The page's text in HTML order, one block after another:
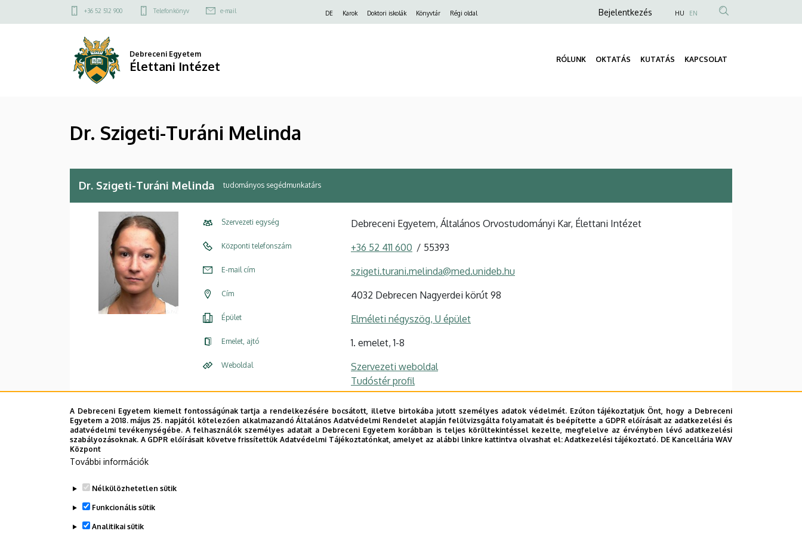
a
Felső
menü
+36 52 512 900 Telefonkönyv e-mail
FelsőDE Karok Doktori iskolák Könyvtár Régi oldal
Anonim
menüje
Bejelentkezés HU EN
Debreceni Egyetem
Élettani Intézet RÓLUNK OKTATÁS KUTATÁS KAPCSOLAT
Dr. Szigeti-Turáni Melinda
Dr. Szigeti-Turáni Melinda tudományos segédmunkatárs
Szervezeti egység Debreceni Egyetem, Általános Orvostudományi Kar, Élettani Intézet
Központi telefonszám +36 52 411 600 55393
E-mail cím szigeti.turani.melinda@med.unideb.hu
Cím 4032 Debrecen Nagyerdei körút 98
Épület Elméleti négyszög, U épület
Emelet, ajtó 1. emelet, 1-8
Weboldal
Szervezeti weboldal
Tudóstér profil
A Debreceni Egyetem kiemelt fontosságúnak tartja a rendelkezésére bocsátott, illetve birtokába jutott személyes adatok védelmét. Ezúton tájékoztatjuk Önt, hogy a Debreceni
Egyetem a 2018. május 25. napjától kötelezően alkalmazandó Általános Adatvédelmi Rendelet alapján felülvizsgálta folyamatait és beépítette a GDPR előírásait az adatkezelési és
adatvédelmi tevékenységébe. A felhasználók személyes adatait a Debreceni Egyetem korábban is teljes körültekintéssel kezelte, megfelelve az érvényben lévő adatkezelési
szabályozásoknak. A GDPR előírásait követve frissítettük Adatvédelmi Tájékoztatónkat, amelyet az alábbi linkre kattintva olvashat el:Adatkezelési tájékoztató. DE Kancellária WAV
Központ
További információk
Nélkülözhetetlen sütik
Funkcionális sütik
Analitikai sütik